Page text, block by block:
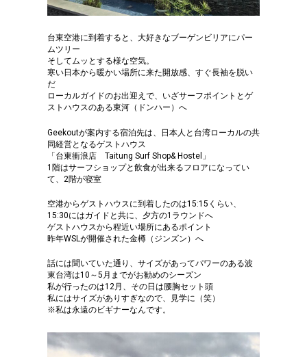
台東空港に到着すると、大好きなブーゲンビリアにパー
ムツリー
そしてムッとする様な空気。
寒い日本から暖かい場所に来た開放感、すぐ長袖を脱い
だ
ローカルガイドのお出迎えで、いざサーフポイントとゲ
ストハウスのある東河（ドンハー）へ
Geekoutが案内する宿泊先は、日本人と台湾ローカルの共
同経営となるゲストハウス
「台東衝浪店 Taitung Surf Shop& Hostel」
1階はサーフショップと飲食が出来るフロアになってい
て、2階が寝室
空港からゲストハウスに到着したのは15:15くらい、
15:30にはガイドと共に、夕方の1ラウンドへ
ゲストハウスから程近い場所にあるポイント
昨年WSLが開催された金樽（ジンズン）へ
話には聞いていた通り、サイズがあってパワーのある波
東台湾は10～5月までがお勧めのシーズン
私が行ったのは12月、その日は腰胸セット頭
私にはサイズがありすぎなので、見学に（笑）
※私は永遠のビギナーなんです。